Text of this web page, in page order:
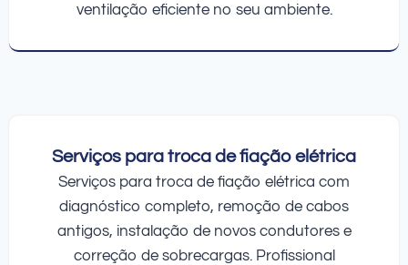
ventilação eficiente no seu ambiente.
Serviços para troca de fiação elétrica
Serviços para troca de fiação elétrica com
diagnóstico completo, remoção de cabos
antigos, instalação de novos condutores e
correção de sobrecargas. Profissional